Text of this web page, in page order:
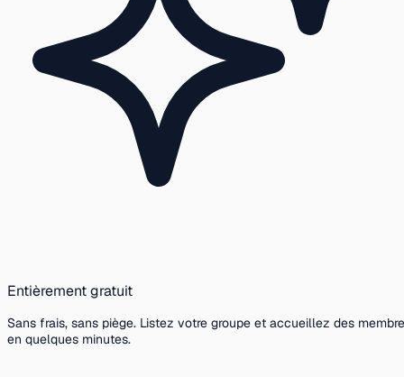
Entièrement gratuit
Sans frais, sans piège. Listez votre groupe et accueillez des
en quelques minutes.